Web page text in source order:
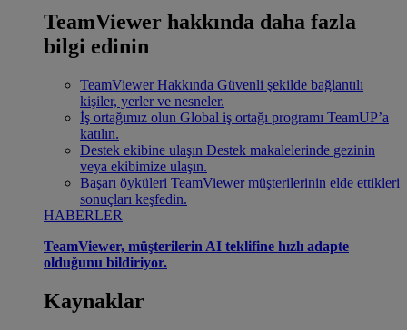
TeamViewer hakkında daha fazla
bilgi edinin
TeamViewer Hakkında Güvenli şekilde bağlantılı
kişiler, yerler ve nesneler.
İş ortağımız olun Global iş ortağı programı TeamUP’a
katılın.
Destek ekibine ulaşın Destek makalelerinde gezinin
veya ekibimize ulaşın.
Başarı öyküleri TeamViewer müşterilerinin elde ettikleri
sonuçları keşfedin.
HABERLER
TeamViewer, müşterilerin AI teklifine hızlı adapte
olduğunu bildiriyor.
Kaynaklar